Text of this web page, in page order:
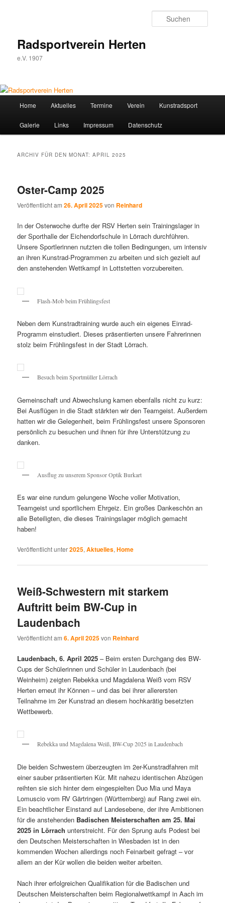
Radsportverein Herten
e.V. 1907
Home Aktuelles Termine Verein Kunstradsport
Galerie Links Impressum Datenschutz
ARCHIV FÜR DEN MONAT:APRIL 2025
Oster-Camp 2025
Veröffentlicht am26. April 2025von Reinhard
In der Osterwoche durfte der RSV Herten sein Trainingslager in
der Sporthalle der Eichendorfschule in Lörrach durchführen.
Unsere Sportlerinnen nutzten die tollen Bedingungen, um intensiv
an ihren Kunstrad-Programmen zu arbeiten und sich gezielt auf
den anstehenden Wettkampf in Lottstetten vorzubereiten.
Flash-Mob beim Frühlingsfest
Neben dem Kunstradtraining wurde auch ein eigenes Einrad-
Programm einstudiert. Dieses präsentierten unsere Fahrerinnen
stolz beim Frühlingsfest in der Stadt Lörrach.
Besuch beim Sportmüller Lörrach
Gemeinschaft und Abwechslung kamen ebenfalls nicht zu kurz:
Bei Ausflügen in die Stadt stärkten wir den Teamgeist. Außerdem
hatten wir die Gelegenheit, beim Frühlingsfest unsere Sponsoren
persönlich zu besuchen und ihnen für ihre Unterstützung zu
danken.
Ausflug zu unserem Sponsor Optik Burkart
Es war eine rundum gelungene Woche voller Motivation,
Teamgeist und sportlichem Ehrgeiz. Ein großes Dankeschön an
alle Beteiligten, die dieses Trainingslager möglich gemacht
haben!
Veröffentlicht unter2025,Aktuelles,Home
Weiß-Schwestern mit starkem
Auftritt beim BW-Cup in
Laudenbach
Veröffentlicht am6. April 2025von Reinhard
Laudenbach, 6. April 2025 – Beim ersten Durchgang des BW-
Cups der Schülerinnen und Schüler in Laudenbach (bei
Weinheim) zeigten Rebekka und Magdalena Weiß vom RSV
Herten erneut ihr Können – und das bei ihrer allerersten
Teilnahme im 2er Kunstrad an diesem hochkarätig besetzten
Wettbewerb.
Rebekka und Magdalena Weiß, BW-Cup 2025 in Laudenbach
Die beiden Schwestern überzeugten im 2er-Kunstradfahren mit
einer sauber präsentierten Kür. Mit nahezu identischen Abzügen
reihten sie sich hinter dem eingespielten Duo Mia und Maya
Lomuscio vom RV Gärtringen (Württemberg) auf Rang zwei ein.
Ein beachtlicher Einstand auf Landesebene, der ihre Ambitionen
für die anstehenden Badischen Meisterschaften am 25. Mai
2025 in Lörrach unterstreicht. Für den Sprung aufs Podest bei
den Deutschen Meisterschaften in Wiesbaden ist in den
kommenden Wochen allerdings noch Feinarbeit gefragt – vor
allem an der Kür wollen die beiden weiter arbeiten.
Nach ihrer erfolgreichen Qualifikation für die Badischen und
Deutschen Meisterschaften beim Regionalwettkampf in Aach im